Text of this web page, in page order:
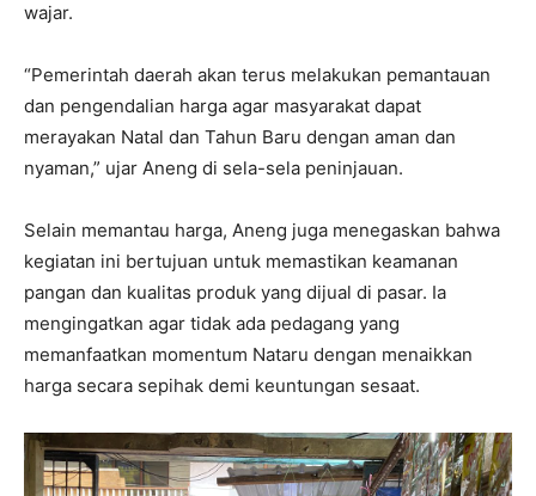
wajar.
“Pemerintah daerah akan terus melakukan pemantauan
dan pengendalian harga agar masyarakat dapat
merayakan Natal dan Tahun Baru dengan aman dan
nyaman,” ujar Aneng di sela-sela peninjauan.
Selain memantau harga, Aneng juga menegaskan bahwa
kegiatan ini bertujuan untuk memastikan keamanan
pangan dan kualitas produk yang dijual di pasar. Ia
mengingatkan agar tidak ada pedagang yang
memanfaatkan momentum Nataru dengan menaikkan
harga secara sepihak demi keuntungan sesaat.